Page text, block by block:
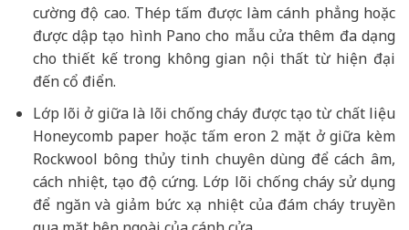
cường độ cao. Thép tấm được làm cánh phẳng hoặc
được dập tạo hình Pano cho mẫu cửa thêm đa dạng
cho thiết kế trong không gian nội thất từ hiện đại
đến cổ điển.
Lớp lõi ở giữa là lõi chống cháy được tạo từ chất liệu
Honeycomb paper hoặc tấm eron 2 mặt ở giữa kèm
Rockwool bông thủy tinh chuyên dùng để cách âm,
cách nhiệt, tạo độ cứng. Lớp lõi chống cháy sử dụng
để ngăn và giảm bức xạ nhiệt của đám cháy truyền